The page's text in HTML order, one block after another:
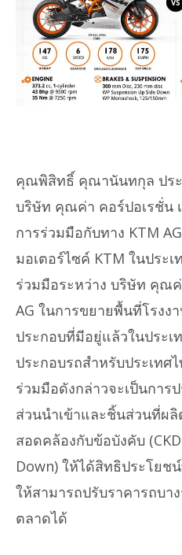
คุณพิสิทธิ์ คุณานันทกุล ประ
บริษัท คุณค่า คอร์ปอเรชั่น
การร่วมมือกับทาง KTM
มอเตอร์ไซค์ KTM ในประเ
ร่วมมือระหว่าง บริษัท คุณ
AG ในการขยายพื้นที่โรงง
ประกอบที่มีอยู่แล้วในประเ
ประกอบรถสำหรับประเทศ
ร่วมมือดังกล่าวจะเป็นกา
ส่วนนำเข้าและชิ้นส่วนที่ผ
สอดคล้องกับข้อบังคับ
Down) ให้ได้สิทธิประโยช
ให้สามารถปรับราคารถบา
ตลาดได้